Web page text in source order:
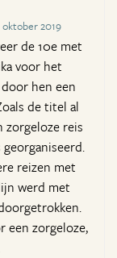
2019
de 10e met
voor het
hen een
de titel al
zorgeloze reis
reizen met
werd met
een zorgeloze,